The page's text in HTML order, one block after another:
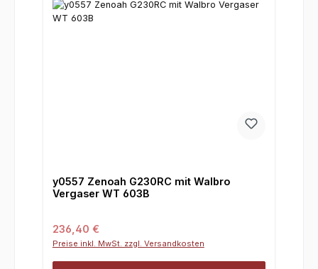
y0557 Zenoah G230RC mit Walbro
Vergaser WT 603B
Regulärer Preis:
236,40 €
Preise inkl. MwSt. zzgl. Versandkosten